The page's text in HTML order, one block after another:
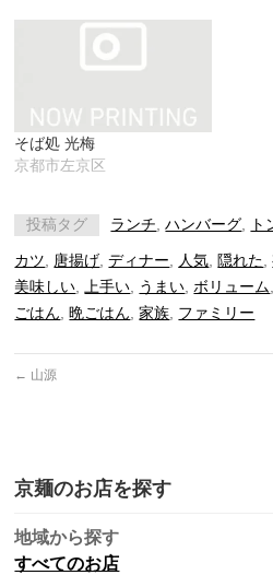
そば処 光梅
京都市左京区
投稿タグ ランチ,ハンバーグ, ト
カツ, 唐揚げ,ディナー, 人気, 隠れた,
美味しい,上手い, うまい,ボリューム,
ごはん,晩ごはん,家族, ファミリー
← 山源
京麺のお店を探す
地域から探す
すべてのお店